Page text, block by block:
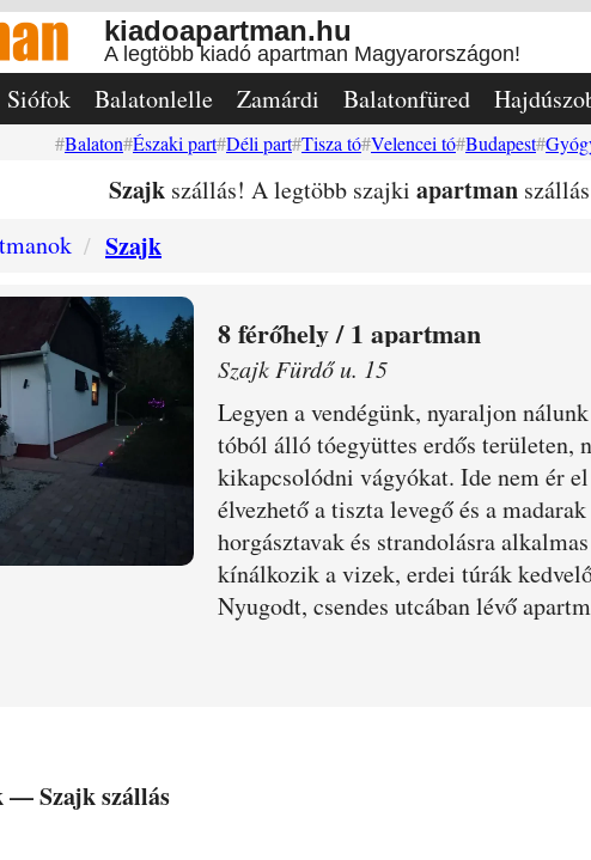
kiadoapartman.hu
A legtöbb kiadó apartman Magyarországon!
Siófok Balatonlelle Zamárdi Balatonfüred
Balaton Északi part Déli part Tisza tó Velencei tó Budapest
Szajkszállás! A legtöbb szajki apartman
Szajk
8 / 1 apartman
Szajk Fürdő u. 15
Legyen a vendégünk, nyaraljon
tóból álló tóegyüttes erdős területen,
kikapcsolódni vágyókat. Ide nem ér
élvezhető a tiszta levegő és a
horgásztavak és strandolásra
kínálkozik a vizek, erdei túrák
Nyugodt, csendes utcában lévő
—Szajkszállás